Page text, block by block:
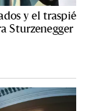
y el traspié
Sturzenegger